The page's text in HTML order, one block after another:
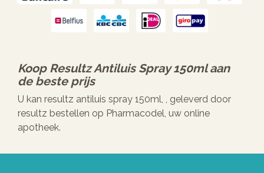
Koop Resultz Antiluis Spray 150mlaan
de beste prijs
U kan resultz antiluis spray 150ml, , geleverd door
resultz bestellen op Pharmacodel, uw online
apotheek.